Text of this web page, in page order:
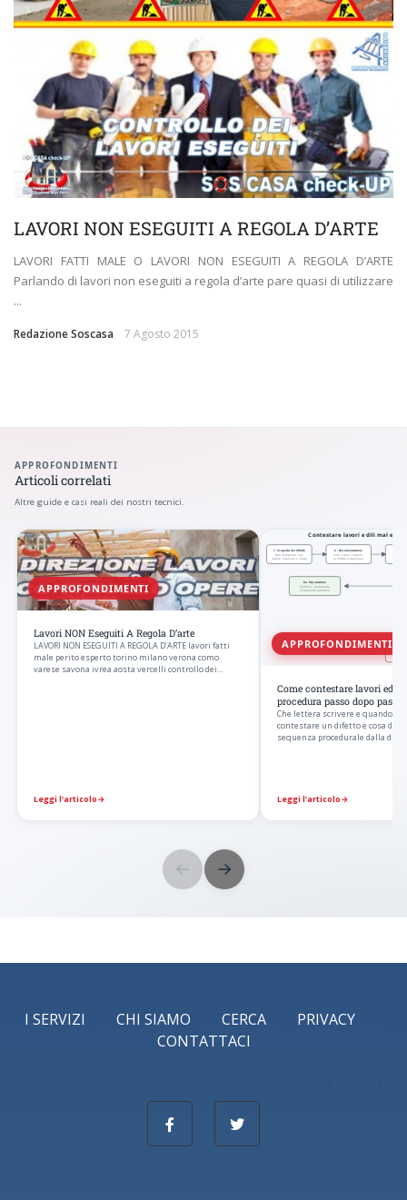
LAVORI NON ESEGUITI A REGOLA D’ARTE
LAVORI FATTI MALE O LAVORI NON ESEGUITI A REGOLA D’ARTE
Parlando di lavori non eseguiti a regola d’arte pare quasi di utilizzare
...
Redazione Soscasa 7 Agosto 2015
APPROFONDIMENTI
Articoli correlati
Altre guide e casi reali dei nostri tecnici.
APPROFONDIMENTI
Lavori NON Eseguiti A Regola D’arte
LAVORI NON ESEGUITI A REGOLA D’ARTE lavori fatti
male perito esperto torino milano verona como
varese savona ivrea aosta vercelli controllo dei…
Leggi l’articolo→
APPROFONDIMENTI
Come contestare lavori edili
procedura passo dopo passo
Che lettera scrivere e quando,
contestare un difetto e cosa
sequenza procedurale dalla
Leggi l’articolo→
← →
I SERVIZI CHI SIAMO CERCA
PRIVACY
CONTATTACI